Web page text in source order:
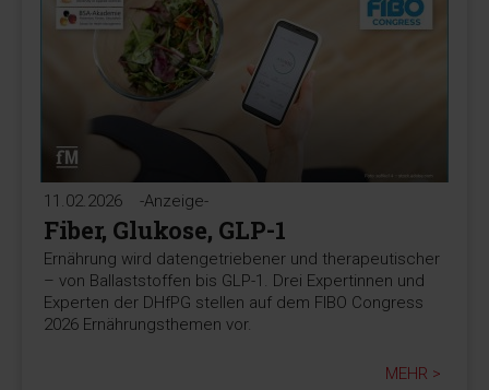
11.02.2026 -Anzeige-
Fiber, Glukose, GLP-1
Ernährung wird datengetriebener und therapeutischer
– von Ballaststoffen bis GLP-1. Drei Expertinnen und
Experten der DHfPG stellen auf dem FIBO Congress
2026 Ernährungsthemen vor.
MEHR >